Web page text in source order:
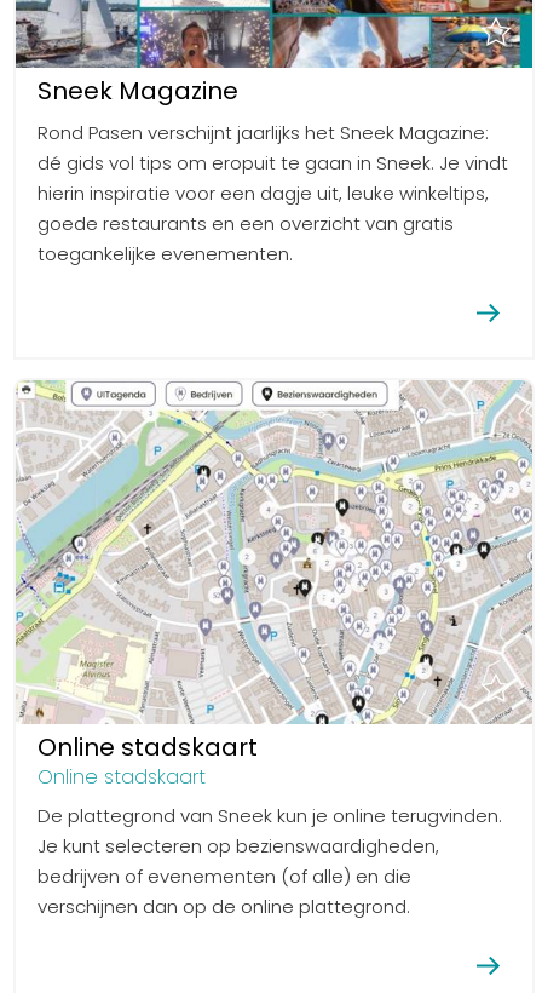
Sneek Magazine
Rond Pasen verschijnt jaarlijks het Sneek Magazine:
dé gids vol tips om eropuit te gaan in Sneek. Je vindt
hierin inspiratie voor een dagje uit, leuke winkeltips,
goede restaurants en een overzicht van gratis
toegankelijke evenementen.
Online stadskaart
Online stadskaart
De plattegrond van Sneek kun je online terugvinden.
Je kunt selecteren op bezienswaardigheden,
bedrijven of evenementen (of alle) en die
verschijnen dan op de online plattegrond.